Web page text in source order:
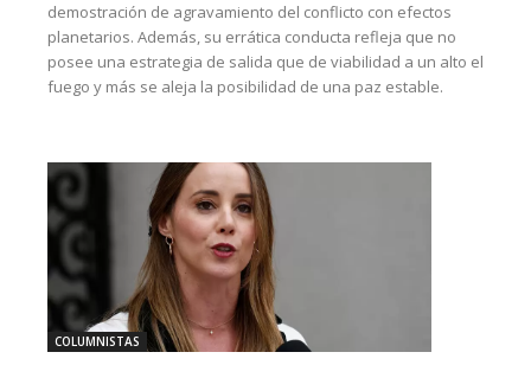
demostración de agravamiento del conflicto con efectos
planetarios. Además, su errática conducta refleja que no
posee una estrategia de salida que de viabilidad a un alto el
fuego y más se aleja la posibilidad de una paz estable.
COLUMNISTAS